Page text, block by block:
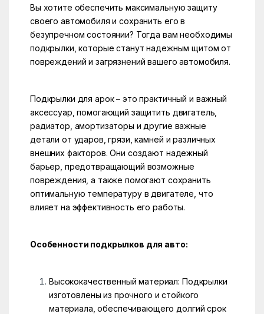
Вы хотите обеспечить максимальную защиту
своего автомобиля и сохранить его в
безупречном состоянии? Тогда вам необходимы
подкрылки, которые станут надежным щитом от
повреждений и загрязнений вашего автомобиля.
Подкрылки для арок – это практичный и важный
аксессуар, помогающий защитить двигатель,
радиатор, амортизаторы и другие важные
детали от ударов, грязи, камней и различных
внешних факторов. Они создают надежный
барьер, предотвращающий возможные
повреждения, а также помогают сохранить
оптимальную температуру в двигателе, что
влияет на эффективность его работы.
Особенности подкрылков для авто:
Высококачественный материал: Подкрылки
изготовлены из прочного и стойкого
материала, обеспечивающего долгий срок